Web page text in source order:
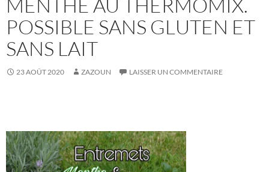
MENTHE AU THERMOMIX.
POSSIBLE SANS GLUTEN ET
SANS LAIT
23 AOÛT 2020 ZAZOUN LAISSER UN COMMENTAIRE